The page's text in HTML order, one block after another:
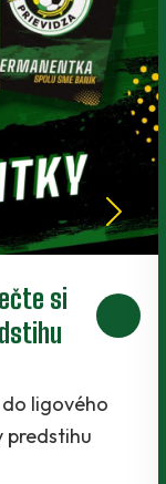
pohára.
v
súbojom 1.
do neďalekej